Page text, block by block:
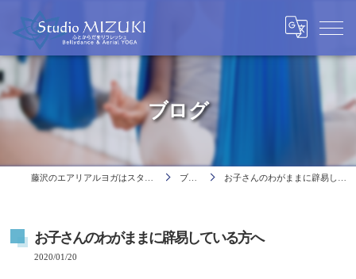
ブログ
ブログ お子さんのわがままに辟易している方へ
お子さんのわがままに辟易している方へ
2020/01/20